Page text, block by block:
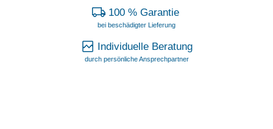
100 % Garantie
bei beschädigter Lieferung
Individuelle Beratung
durch persönliche Ansprechpartner